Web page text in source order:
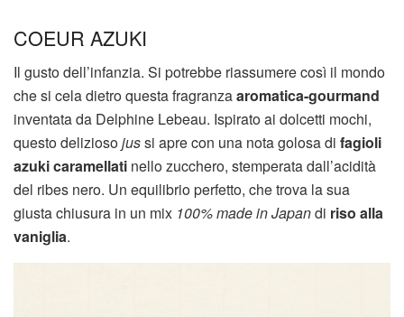
COEUR AZUKI
Il gusto dell’infanzia. Si potrebbe riassumere così il mondo
che si cela dietro questa fragranzaaromatica-gourmand
inventata da Delphine Lebeau. Ispirato ai dolcetti mochi,
questo deliziosojussi apre con una nota golosa di fagioli
azuki caramellati nello zucchero, stemperata dall’acidità
del ribes nero. Un equilibrio perfetto, che trova la sua
giusta chiusura in un mix 100% made in Japandi riso alla
vaniglia.